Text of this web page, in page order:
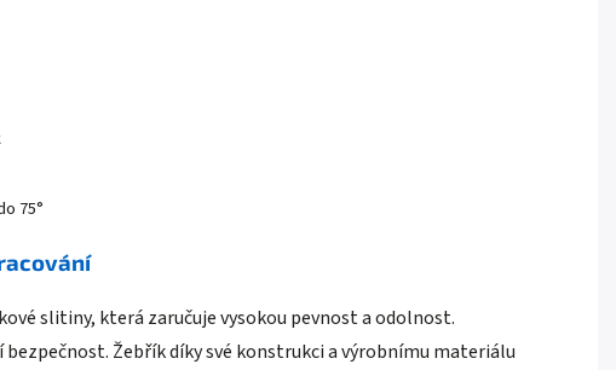
75°
slitiny, která zaručuje vysokou pevnost a odolnost.
Žebřík díky své konstrukci a výrobnímu materiálu